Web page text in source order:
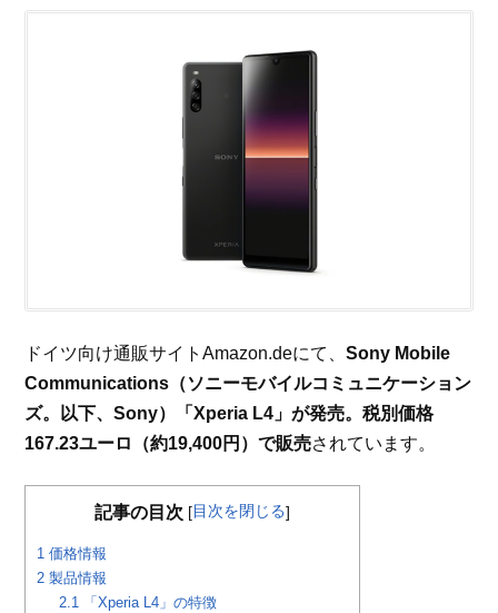
ドイツ向け通販サイトAmazon.deにて、Sony Mobile
Communications（ソニーモバイルコミュニケーション
ズ。以下、Sony）「Xperia L4」が発売。税別価格
167.23ユーロ（約19,400円）で販売されています。
記事の目次 [目次を閉じる]
1 価格情報
2 製品情報
2.1 「Xperia L4」の特徴